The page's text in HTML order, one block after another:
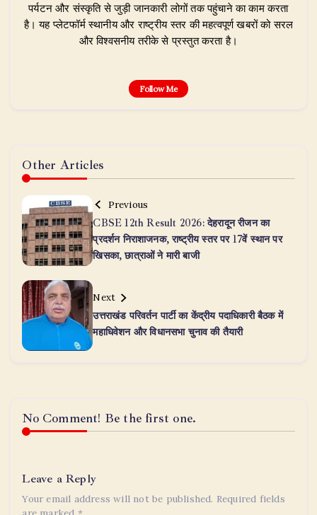
पर्यटन और संस्कृति से जुड़ी जानकारी लोगों तक पहुंचाने का काम करता
है। यह प्लेटफॉर्म स्थानीय और राष्ट्रीय स्तर की महत्वपूर्ण खबरों को सरल
और विश्वसनीय तरीके से प्रस्तुत करता है।
Follow Me
Other Articles
Previous
CBSE 12th Result 2026: देहरादून रीजन का
प्रदर्शन निराशाजनक, राष्ट्रीय स्तर पर 17वें स्थान पर
खिसका, छात्राओं ने मारी बाजी
Next
उत्तराखंड परिवर्तन पार्टी का केंद्रीय पदाधिकारी बैठक में
महाधिवेशन और विधानसभा चुनाव की तैयारी
No Comment! Be the first one.
Leave a Reply
Your email address will not be published. Required fields